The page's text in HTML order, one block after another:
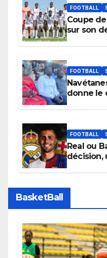
FOOTBALL
Coupe
sur son
FOOTBALL
donne le
apaisées.
FOOTBALL
Real ou
décision,
BasketBall